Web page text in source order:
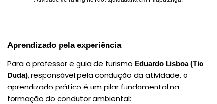
Aprendizado pela experiência
Para o professor e guia de turismo Eduardo Lisboa (Tio
Duda), responsável pela condução da atividade, o
aprendizado prático é um pilar fundamental na
formação do condutor ambiental: